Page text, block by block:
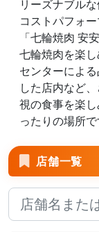
リーズナブル
コストパフォ
「七輪焼肉 安
七輪焼肉を楽
センターによ
した店内など
視の食事を楽
ったりの場所で
店舗一覧